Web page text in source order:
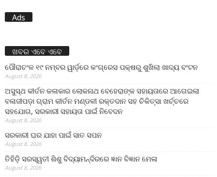
Ads
ଖବର ଏବେ ଏବେ
ପୌରାଚଂଳ ୧୯ ନମ୍ବର ୱାର୍ଡ଼ରେ କଂଗ୍ରେସ ପକ୍ଷରୁ ଶୁଖିଲା ଖାଦ୍ୟ ବଂଟନ
August 8, 2026
ଅସୁସ୍ଥ କୀର୍ତନ କଳାକାର ଲୋକନାଥ ବେହେରାଙ୍କ ସହାୟତାରେ ଆଗେଇଲା
ବଳାଜୀପଡ଼ା ଗ୍ରାମ କୀର୍ତନ ମଣ୍ଡଳୀ ରକ୍ତଦାନ ସହ ଚିକିତ୍ସା ଖର୍ଚ୍ଚରେ
ସହଯୋଗ, ସରକାରୀ ସହାୟତା ପାଇଁ ନିବେଦନ
August 8, 2026
ସରକାରୀ ଘର ଯାହା ପାଇଁ ସାତ ସପନ
August 8, 2026
ତିହିଡି଼ ସରସ୍ୱତୀ ଶିଶୁ ବିଦ୍ୟାମନ୍ଦିରରେ ଜ୍ଞାନ ବିଜ୍ଞାନ ମେଳା
August 8, 2026